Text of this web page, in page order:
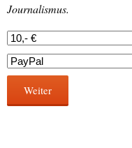
Journalismus.
Weiter